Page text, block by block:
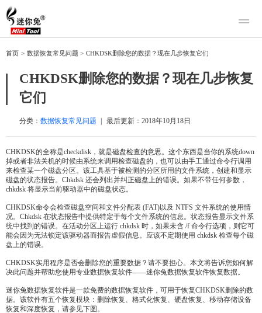
产品
迷你兔分区向导
迷你兔数据备份
下载
购买
人工恢复
关于我们
关于迷你兔
首页 > 数据恢复常见问题 > CHKDSK删除您的数据？现在几步恢复它们
CHKDSK删除您的数据？现在几步恢复
它们
分类： 数据恢复常见问题 最后更新： 2018年10月18日
CHKDSK的全称是checkdisk，就是磁盘检查的意思。这个东西是当你的系统down
掉或者非法关机的时候由系统来调用检查磁盘的，也可以由手工通过命令行调用
来检查某一个磁盘分区。该工具基于被检测的分区所用的文件系统，创建和显示
磁盘的状态报告。Chkdsk 还会列出并纠正磁盘上的错误。如果不带任何参数，
chkdsk 将显示当前驱动器中的磁盘状态。
CHKDSK命令会检查磁盘空间和文件分配表 (FAT)以及 NTFS 文件系统的使用情
况。Chkdsk 在状态报告中提供特定于每个文件系统的信息。状态报告显示文件系
统中找到的错误。在活动分区上运行 chkdsk 时，如果未含 /f 命令行选项，则它可
能会因为无法锁定该驱动器而报告虚假信息。应该不定期使用 chkdsk 检查每个磁
盘上的错误。
CHKDSK实用程序是否会删除您的重要数据？请不要担心。本文将告诉您如何解
决此问题并帮助您使用专业数据恢复软件——迷你兔数据恢复软件恢复数据。
迷你兔数据恢复软件是一款免费的数据恢复软件，可用于恢复CHKDSK删除的数
据。该软件有五个恢复模块：删除恢复、格式化恢复、硬盘恢复、移动存储设备
恢复和深度恢复，请参见下图。